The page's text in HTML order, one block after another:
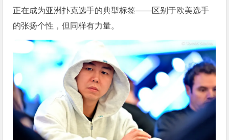
正在成为亚洲扑克选手的典型标签——区别于欧美选手
的张扬个性，但同样有力量。